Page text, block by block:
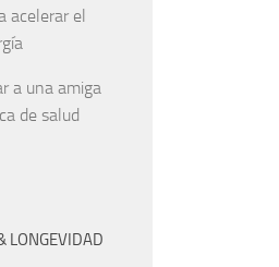
acelerar el
a una amiga
de salud
LONGEVIDAD